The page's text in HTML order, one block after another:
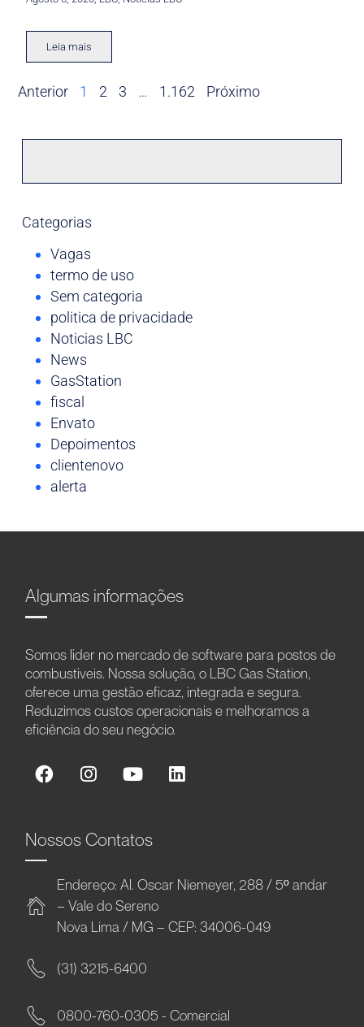
Leia mais
Anterior 1 2 3 … 1.162 Próximo
Categorias
Vagas
termo de uso
Sem categoria
politica de privacidade
Noticias LBC
News
GasStation
fiscal
Envato
Depoimentos
clientenovo
alerta
Algumas informações
Somos líder no mercado de software para postos de
combustíveis. Nossa solução, o LBC Gas Station,
oferece uma gestão eficaz, integrada e segura.
Reduzimos custos operacionais e melhoramos a
eficiência do seu negócio.
Nossos Contatos
Endereço: Al. Oscar Niemeyer, 288 / 5º andar
– Vale do Sereno
Nova Lima / MG – CEP: 34006-049
(31) 3215-6400
0800-760-0305 - Comercial